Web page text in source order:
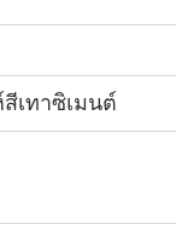
เทาซิเมนต์